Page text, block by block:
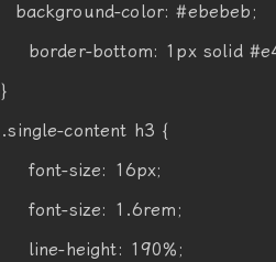
background-color:#ebebeb ;
border-bottom: 1px solid
}
.single-content h3 {
font-size: 16px;
font-size: 1.6rem;
line-height: 190%;